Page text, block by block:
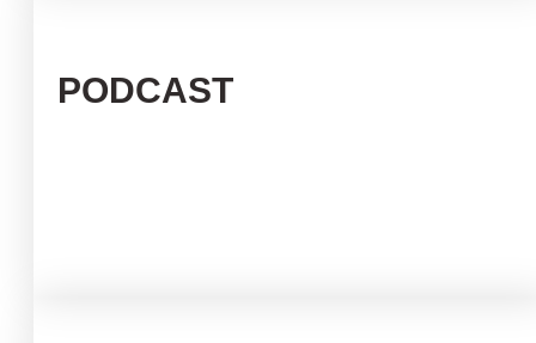
PODCAST